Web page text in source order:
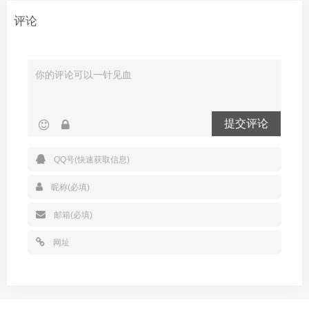
评论
提交评论